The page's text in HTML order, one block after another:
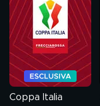
Coppa Italia